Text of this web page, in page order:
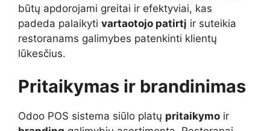
būtų apdorojami greitai ir efektyviai, kas
padeda palaikyti vartaotojo patirtį ir suteikia
restoranams galimybes patenkinti klientų
lūkesčius.
Pritaikymas ir brandinimas
Odoo POS sistema siūlo platų pritaikymo ir